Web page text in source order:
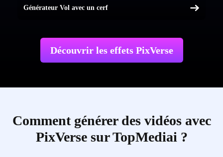
Générateur Vol avec un cerf
Découvrir les effets PixVerse
Comment générer des vidéos avec
PixVerse sur TopMediai ?